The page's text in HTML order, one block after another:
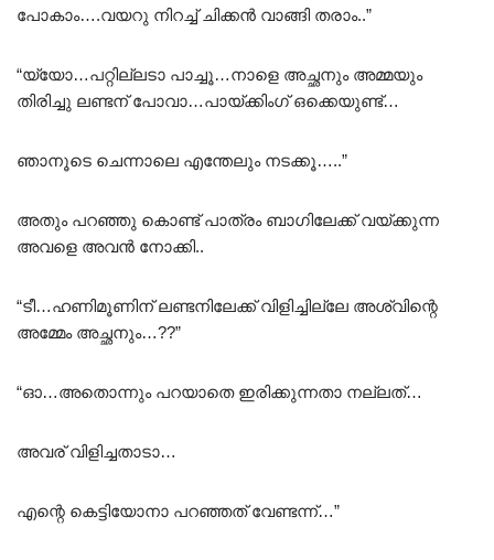
പോകാം….വയറു നിറച്ച് ചിക്കൻ വാങ്ങി തരാം..”
“യ്യോ…പറ്റില്ലടാ പാച്ചൂ…നാളെ അച്ഛനും അമ്മയും
തിരിച്ചു ലണ്ടന് പോവാ…പായ്ക്കിംഗ് ഒക്കെയുണ്ട്…
ഞാനൂടെ ചെന്നാലെ എന്തേലും നടക്കൂ…..”
അതും പറഞ്ഞു കൊണ്ട് പാത്രം ബാഗിലേക്ക് വയ്ക്കുന്ന
അവളെ അവൻ നോക്കി..
“ടീ…ഹണിമൂണിന് ലണ്ടനിലേക്ക് വിളിച്ചില്ലേ അശ്വിന്റെ
അമ്മേം അച്ഛനും…??”
“ഓ…അതൊന്നും പറയാതെ ഇരിക്കുന്നതാ നല്ലത്…
അവര് വിളിച്ചതാടാ…
എന്റെ കെട്ടിയോനാ പറഞ്ഞത് വേണ്ടന്ന്…”